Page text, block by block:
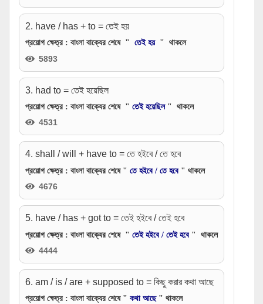
2. have / has + to = তেই হয়
প্রয়োগ ক্ষেত্র : বাংলা বাক্যের শেষে " তেই হয় " থাকলে
5893
3. had to = তেই হয়েছিল
প্রয়োগ ক্ষেত্র : বাংলা বাক্যের শেষে " তেই হয়েছিল " থাকলে
4531
4. shall / will + have to = তে হইবে / তে হবে
প্রয়োগ ক্ষেত্র : বাংলা বাক্যের শেষে " তে হইবে / তে হবে " থাকলে
4676
5. have / has + got to = তেই হইবে / তেই হবে
প্রয়োগ ক্ষেত্র : বাংলা বাক্যের শেষে " তেই হইবে / তেই হবে " থাকলে
4444
6. am / is / are + supposed to = কিছু করার কথা আছে
প্রয়োগ ক্ষেত্র : বাংলা বাক্যের শেষে " কথা আছে " থাকলে